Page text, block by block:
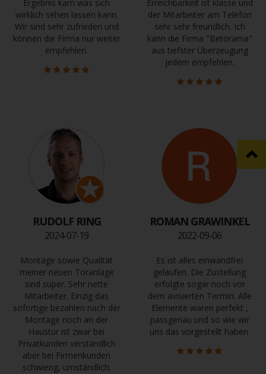
Ergebnis kam was sich
wirklich sehen lassen kann.
Wir sind sehr zufrieden und
können die Firma nur weiter
empfehlen.
Erreichbarkeit ist klasse und
der Mitarbeiter am Telefon
sehr sehr freundlich. Ich
kann die Firma "Betorama"
aus tiefster Überzeugung
jedem empfehlen.
RUDOLF RING
2024-07-19
Montage sowie Qualität
meiner neuen Toranlage
sind super. Sehr nette
Mitarbeiter. Einzig das
sofortige bezahlen nach der
Montage noch an der
Haustür ist zwar bei
Privatkunden verständlich
aber bei Firmenkunden
schwierig, umständlich.
ROMAN GRAWINKEL
2022-09-06
Es ist alles einwandfrei
gelaufen. Die Zustellung
erfolgte sogar noch vor
dem avisierten Termin. Alle
Elemente waren perfekt ,
passgenau und so wie wir
uns das vorgestellt haben.